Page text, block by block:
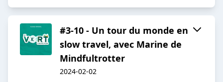
#3-10 - Un tour du monde en
slow travel, avec Marine de
Mindfultrotter
2024-02-02